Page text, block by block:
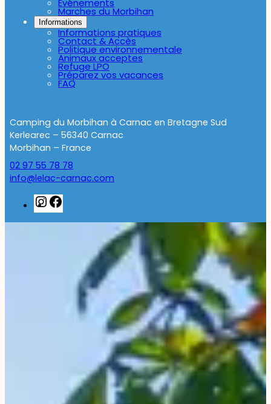
Événements
Marches du Morbihan
Informations
Informations pratiques
Contact & Accès
Politique environnementale
Animaux acceptes
Refuge LPO
Préparez vos vacances
FAQ
Camping du Morbihan à Carnac en Bretagne Sud
Kerlearec – 56340 Carnac
Morbihan – France
02 97 55 78 78
info@lelac-carnac.com
Instagram